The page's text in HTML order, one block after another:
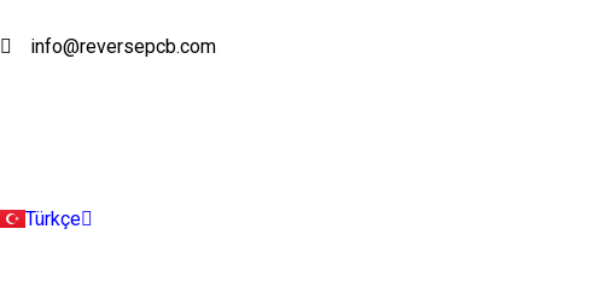
atla
info@reversepcb.com
Türkçe
English
Indonesia